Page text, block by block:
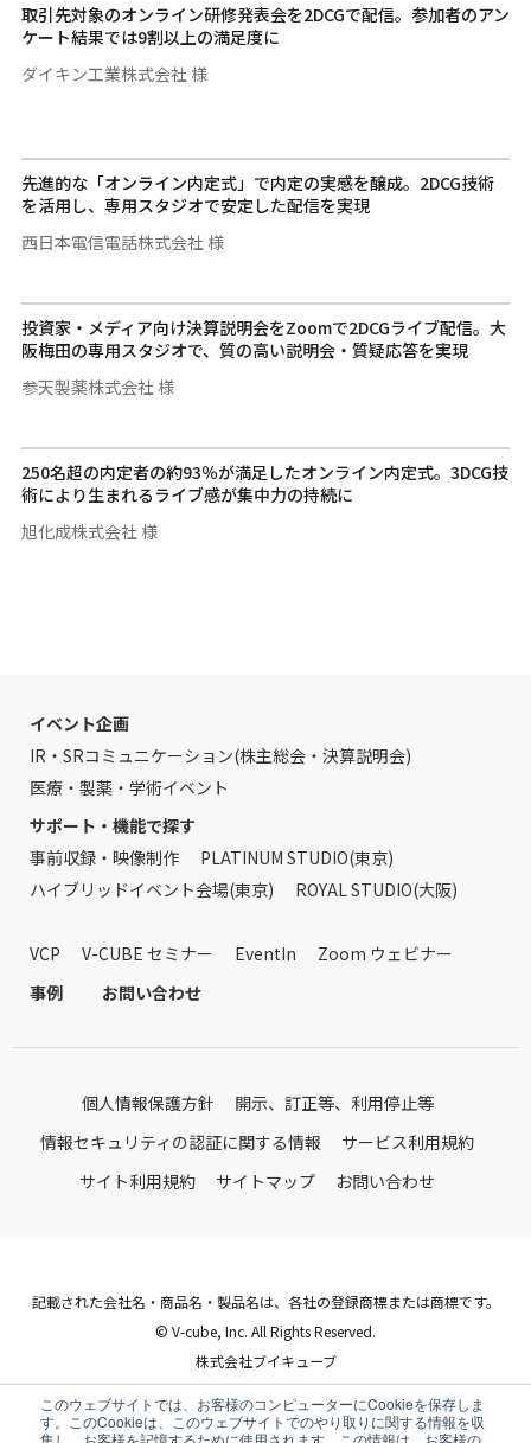
このウェブサイトでは、お客様のコンピューターにCookieを保存しま
す。このCookieは、このウェブサイトでのやり取りに関する情報を収
集し、お客様を記憶するために使用されます。この情報は、お客様の
取引先対象のオンライン研修発表会を2DCGで配信。参加者のアン
ケート結果では9割以上の満足度に
ダイキン工業株式会社 様
先進的な「オンライン内定式」で内定の実感を醸成。2DCG技術
を活用し、専用スタジオで安定した配信を実現
西日本電信電話株式会社 様
投資家・メディア向け決算説明会をZoomで2DCGライブ配信。大
阪梅田の専用スタジオで、質の高い説明会・質疑応答を実現
参天製薬株式会社 様
250名超の内定者の約93％が満足したオンライン内定式。3DCG技
術により生まれるライブ感が集中力の持続に
旭化成株式会社 様
イベント企画
IR・SRコミュニケーション(株主総会・決算説明会)
医療・製薬・学術イベント
サポート・機能で探す
事前収録・映像制作
PLATINUM STUDIO(東京)
ハイブリッドイベント会場(東京)
ROYAL STUDIO(大阪)
VCP V-CUBE セミナー EventIn
Zoom ウェビナー
事例
お問い合わせ
個人情報保護方針
開示、訂正等、利用停止等
情報セキュリティの認証に関する情報
サービス利用規約
サイト利用規約
サイトマップ お問い合わせ
記載された会社名・商品名・製品名は、各社の登録商標または商標です。
© V-cube, Inc. All Rights Reserved.
株式会社ブイキューブ
Follow Us